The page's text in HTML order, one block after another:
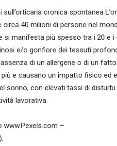
sull’orticaria cronica spontanea
circa 40 milioni di persone nel
si manifesta più spesso tra i 20 e
e/o gonfiore dei tessuti
di un allergene o di un
e causano un impatto fisico ed
sonno, con elevati tassi di
lavorativa.
www.Pexels.com –